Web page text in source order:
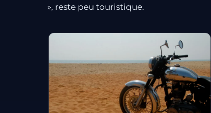
», reste peu touristique.